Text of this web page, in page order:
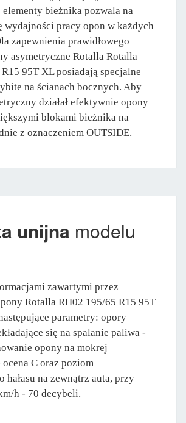
elementy bieżnika pozwala na
wydajności pracy opon w każdych
zapewnienia prawidłowego
asymetryczne Rotalla Rotalla
95T XL posiadają specjalne
na ścianach bocznych. Aby
działał efektywnie opony
blokami bieżnika na
z oznaczeniem OUTSIDE.
unijna modelu
zawartymi przez
Rotalla RH02 195/65 R15 95T
parametry: opory
się na spalanie paliwa -
opony na mokrej
C oraz poziom
hałasu na zewnątrz auta, przy
h - 70 decybeli.